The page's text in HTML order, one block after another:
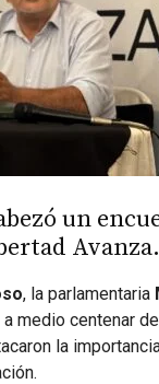
un
Avanza.
, la parlamentaria
medio centenar
la